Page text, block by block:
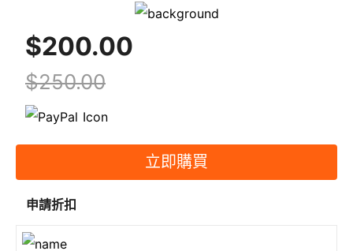
我們在服務期內提供免費更新。建議您至少練習三天。
如何獲得折扣？
在某些特別日子總會有一些特別的折扣。如果您有興趣
並希望購買三種或更多產品，請聯繫
support@spoto.net
第三方能從您的網站上看到客戶的資訊嗎？
不，他們不能。SPOTO 尊重每位客戶的隱私權。我們
的系統完全安全，我們不會與第三方共享任何資訊。
$200.00
$250.00
立即購買
申請折扣